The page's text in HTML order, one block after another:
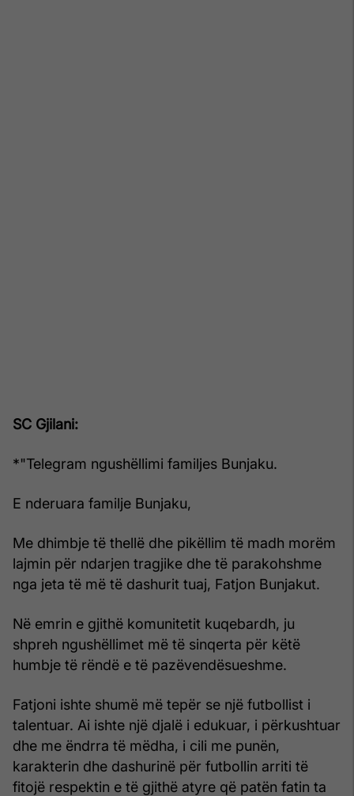
SC Gjilani:
*"Telegram ngushëllimi familjes Bunjaku.
E nderuara familje Bunjaku,
Me dhimbje të thellë dhe pikëllim të madh morëm
lajmin për ndarjen tragjike dhe të parakohshme
nga jeta të më të dashurit tuaj, Fatjon Bunjakut.
Në emrin e gjithë komunitetit kuqebardh, ju
shpreh ngushëllimet më të sinqerta për këtë
humbje të rëndë e të pazëvendësueshme.
Fatjoni ishte shumë më tepër se një futbollist i
talentuar. Ai ishte një djalë i edukuar, i përkushtuar
dhe me ëndrra të mëdha, i cili me punën,
karakterin dhe dashurinë për futbollin arriti të
fitojë respektin e të gjithë atyre që patën fatin ta